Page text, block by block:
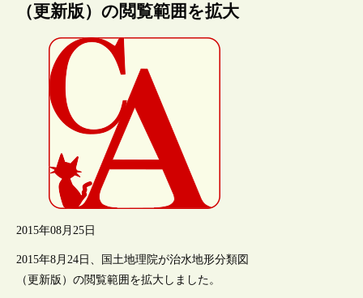
（更新版）の閲覧範囲を拡大
2015年08月25日
2015年8月24日、国土地理院が治水地形分類図
（更新版）の閲覧範囲を拡大しました。